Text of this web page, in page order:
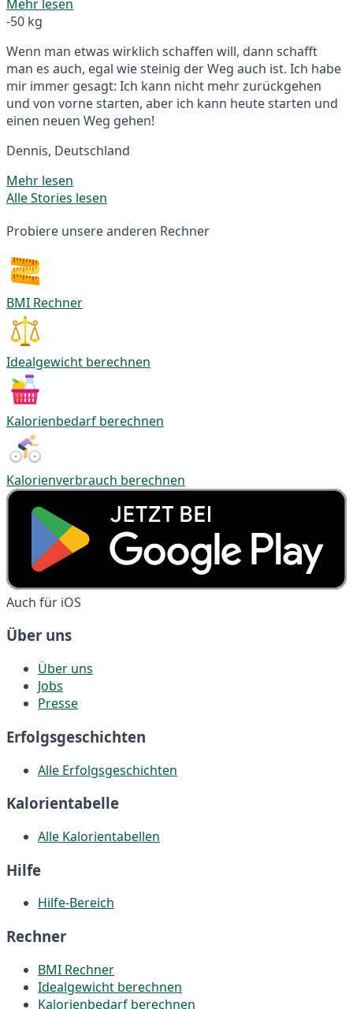
Mehr lesen
-50 kg
Wenn man etwas wirklich schaffen will, dann schafft
man es auch, egal wie steinig der Weg auch ist. Ich habe
mir immer gesagt: Ich kann nicht mehr zurückgehen
und von vorne starten, aber ich kann heute starten und
einen neuen Weg gehen!
Dennis, Deutschland
Mehr lesen
Alle Stories lesen
Probiere unsere anderen Rechner
BMI Rechner
Idealgewicht berechnen
Kalorienbedarf berechnen
Kalorienverbrauch berechnen
Auch für iOS
Über uns
Über uns
Jobs
Presse
Erfolgsgeschichten
Alle Erfolgsgeschichten
Kalorientabelle
Alle Kalorientabellen
Hilfe
Hilfe-Bereich
Rechner
BMI Rechner
Idealgewicht berechnen
Kalorienbedarf berechnen